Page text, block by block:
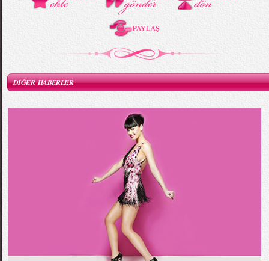
DİĞER HABERLER